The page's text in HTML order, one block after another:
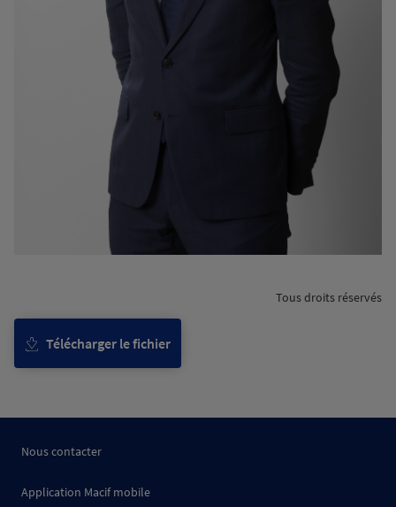
Télécharger le fichier
Tous droits réservés
Nous contacter
Application Macif mobile